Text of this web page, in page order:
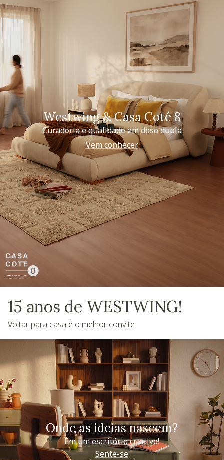
Westwing & Casa Coté 8
Curadoria e qualidade em dose dupla
Vem conhecer
15 anos de WESTWING!
Voltar para casa é o melhor convite
Onde as ideias nascem?
Em um escritório criativo!
Sente-se